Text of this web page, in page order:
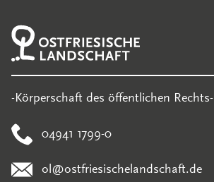
-Körperschaft des öffentlichen Rechts-
04941 1799-0
ol@ostfriesischelandschaft.de